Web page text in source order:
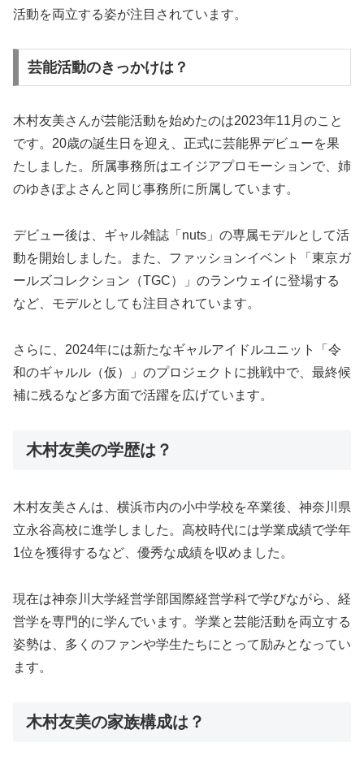
活動を両立する姿が注目されています。
芸能活動のきっかけは？
木村友美さんが芸能活動を始めたのは2023年11月のこと
です。20歳の誕生日を迎え、正式に芸能界デビューを果
たしました。所属事務所はエイジアプロモーションで、姉
のゆきぽよさんと同じ事務所に所属しています。
デビュー後は、ギャル雑誌「nuts」の専属モデルとして活
動を開始しました。また、ファッションイベント「東京ガ
ールズコレクション（TGC）」のランウェイに登場する
など、モデルとしても注目されています。
さらに、2024年には新たなギャルアイドルユニット「令
和のギャルル（仮）」のプロジェクトに挑戦中で、最終候
補に残るなど多方面で活躍を広げています。
木村友美の学歴は？
木村友美さんは、横浜市内の小中学校を卒業後、神奈川県
立永谷高校に進学しました。高校時代には学業成績で学年
1位を獲得するなど、優秀な成績を収めました。
現在は神奈川大学経営学部国際経営学科で学びながら、経
営学を専門的に学んでいます。学業と芸能活動を両立する
姿勢は、多くのファンや学生たちにとって励みとなってい
ます。
木村友美の家族構成は？